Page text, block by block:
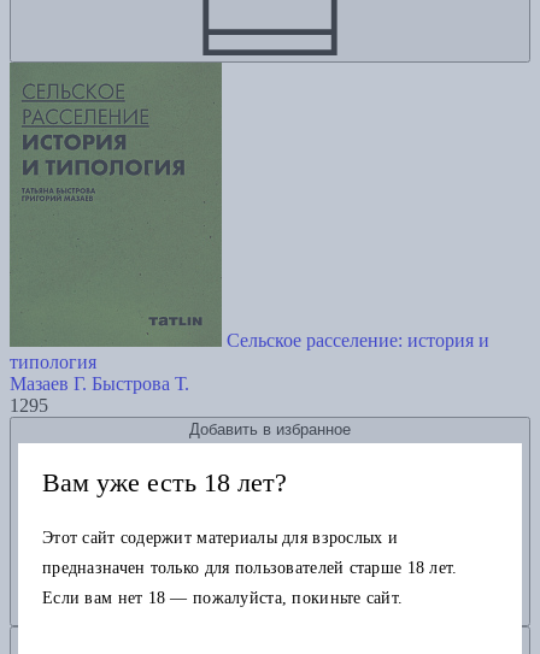
Сельское расселение: история и
типология
Мазаев Г. Быстрова Т.
1295
Добавить в избранное
Вам уже есть 18 лет?
Этот сайт содержит материалы для взрослых и
предназначен только для пользователей старше 18 лет.
Если вам нет 18 — пожалуйста, покиньте сайт.